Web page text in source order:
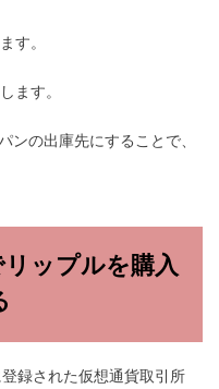
す。
ます。
の出庫先にすることで、
ップルを購入
録された仮想通貨取引所